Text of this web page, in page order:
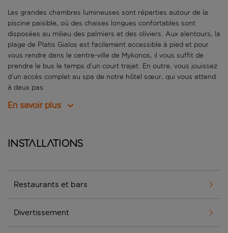
Les grandes chambres lumineuses sont réparties autour de la
piscine paisible, où des chaises longues confortables sont
disposées au milieu des palmiers et des oliviers. Aux alentours, la
plage de Platis Gialos est facilement accessible à pied et pour
vous rendre dans le centre-ville de Mykonos, il vous suffit de
prendre le bus le temps d’un court trajet. En outre, vous jouissez
d’un accès complet au spa de notre hôtel sœur, qui vous attend
à deux pas.
En savoir plus
Installations
Restaurants et bars
Divertissement